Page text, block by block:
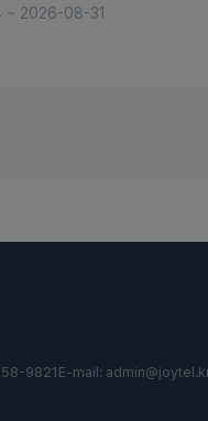
2026-08-31
9821 E-mail: